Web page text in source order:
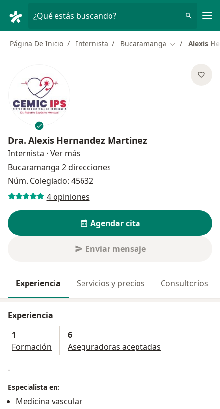
¿Qué estás buscando?
Página De Inicio Internista Bucaramanga Cambiar de
Alexis
Dra. Alexis Hernandez Martinez
Internista · Ver más
Bucaramanga 2 direcciones
Núm. Colegiado: 45632
4 opiniones
Agendar cita
Enviar mensaje
Experiencia Servicios y precios Consultorios
Experiencia
1
Formación
6
Aseguradoras aceptadas
-
Especialista en:
Medicina vascular